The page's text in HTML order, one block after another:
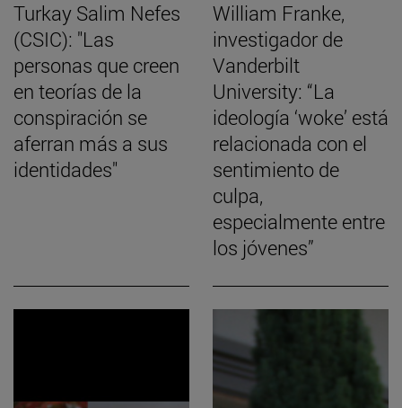
Turkay Salim Nefes
(CSIC): "Las
personas que creen
en teorías de la
conspiración se
aferran más a sus
identidades"
William Franke,
investigador de
Vanderbilt
University: “La
ideología ‘woke’ está
relacionada con el
sentimiento de
culpa,
especialmente entre
los jóvenes”